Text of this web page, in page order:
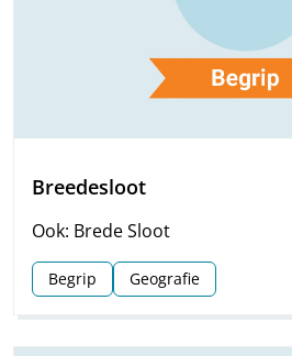
Breedesloot
Ook: Brede Sloot
Begrip Geografie